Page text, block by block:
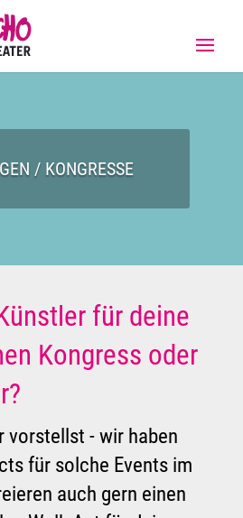
/ KONGRESSE
für deine
Kongress oder
vorstellst - wir haben
für solche Events im
auch gern einen